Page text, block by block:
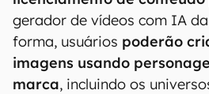
gerador de vídeos com IA
forma, usuários poderão
imagens usando
marca, incluindo os